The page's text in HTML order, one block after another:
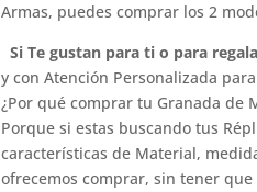
Armas, puedes comprar los 2
Si Te gustan para ti o para
y con Atención Personalizada
¿Por qué comprar tu Granada de
Porque si estas buscando tus
características de Material,
ofrecemos comprar, sin tener